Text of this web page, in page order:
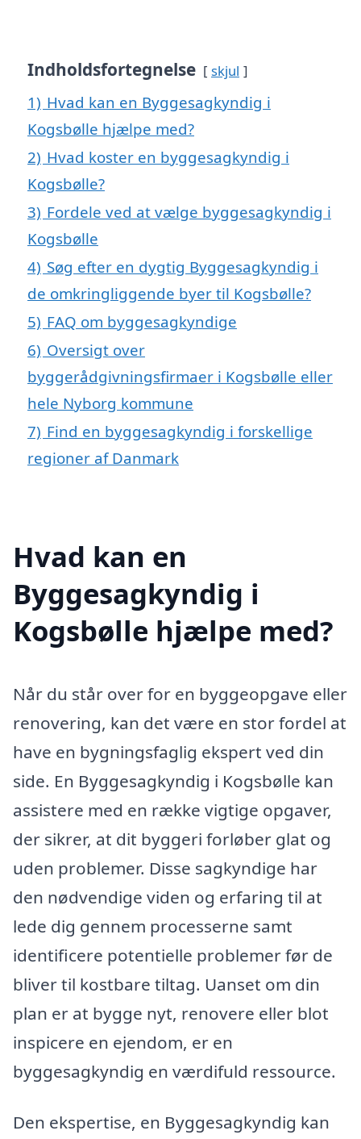
Indholdsfortegnelse skjul
1) Hvad kan en Byggesagkyndig i
Kogsbølle hjælpe med?
2) Hvad koster en byggesagkyndig i
Kogsbølle?
3) Fordele ved at vælge byggesagkyndig i
Kogsbølle
4) Søg efter en dygtig Byggesagkyndig i
de omkringliggende byer til Kogsbølle?
5) FAQ om byggesagkyndige
6) Oversigt over
byggerådgivningsfirmaer i Kogsbølle eller
hele Nyborg kommune
7) Find en byggesagkyndig i forskellige
regioner af Danmark
Hvad kan en
Byggesagkyndig i
Kogsbølle hjælpe med?
Når du står over for en byggeopgave eller
renovering, kan det være en stor fordel at
have en bygningsfaglig ekspert ved din
side. En Byggesagkyndig i Kogsbølle kan
assistere med en række vigtige opgaver,
der sikrer, at dit byggeri forløber glat og
uden problemer. Disse sagkyndige har
den nødvendige viden og erfaring til at
lede dig gennem processerne samt
identificere potentielle problemer før de
bliver til kostbare tiltag. Uanset om din
plan er at bygge nyt, renovere eller blot
inspicere en ejendom, er en
byggesagkyndig en værdifuld ressource.
Den ekspertise, en Byggesagkyndig kan